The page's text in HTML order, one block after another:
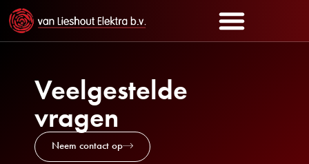
Veelgestelde
vragen
Neem contact op